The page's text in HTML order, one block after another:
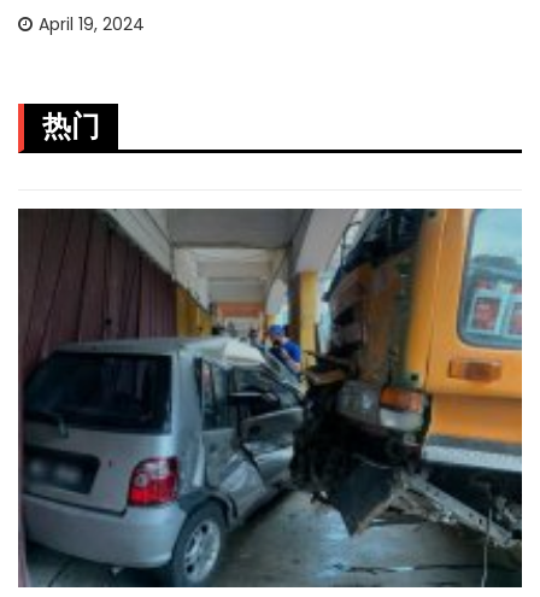
April 19, 2024
热门